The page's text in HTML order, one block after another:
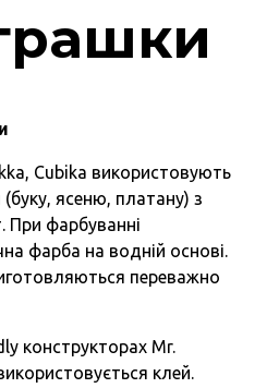
Cubika використовують
(буку, ясеню, платану) з
При фарбуванні
фарба на водній основі.
переважно
конструкторах Mr.
клей.